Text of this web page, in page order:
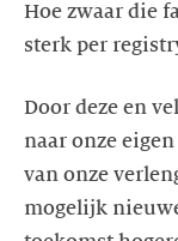
Hoe zwaar die
sterk per
Door deze en
naar onze
van onze
mogelijk